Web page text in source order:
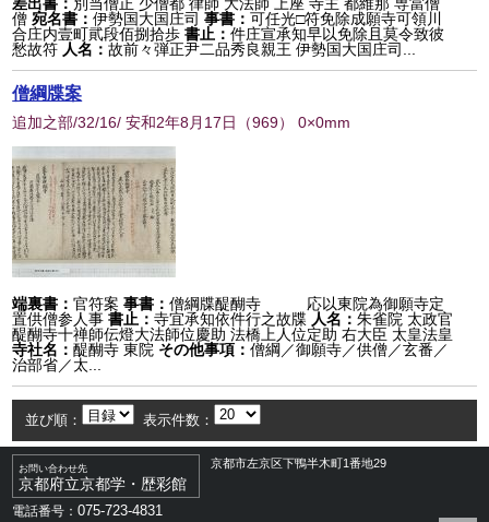
僧 宛名書：伊勢国大国庄司 事書：可任光□符免除成願寺可領川
合庄内壹町貮段佰捌拾歩書止：件庄宣承知早以免除且莫令致彼
愁故符 人名：故前々弾正尹二品秀良親王 伊勢国大国庄司...
僧綱牒案
追加之部/32/16/ 安和2年8月17日 （969） 0×0mm
端裏書：官符案 事書：僧綱牒醍醐寺 応以東院為御願寺定
置供僧参人事 書止：寺宜承知依件行之故牒 人名：朱雀院 太政官
醍醐寺十禅師伝燈大法師位慶助 法橋上人位定助 右大臣 太皇法皇
寺社名：醍醐寺 東院 その他事項：僧綱／御願寺／供僧／玄番／
治部省／太...
並び順： 表示件数：
お問い合わせ先
京都府立京都学・歴彩館
京都市左京区下鴨半木町1番地29
電話番号：075-723-4831